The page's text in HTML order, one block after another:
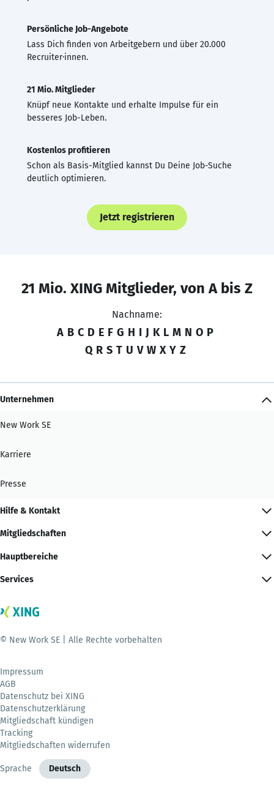
Persönliche Job-Angebote
Lass Dich finden von Arbeitgebern und über 20.000
Recruiter·innen.
21 Mio. Mitglieder
Knüpf neue Kontakte und erhalte Impulse für ein
besseres Job-Leben.
Kostenlos profitieren
Schon als Basis-Mitglied kannst Du Deine Job-Suche
deutlich optimieren.
Jetzt registrieren
21 Mio. XING Mitglieder, von A bis Z
Nachname:
A B C D E F G H I J K L M N O P
Q R S T U V W X Y Z
Unternehmen
New Work SE
Karriere
Presse
Hilfe & Kontakt
Mitgliedschaften
Hauptbereiche
Services
© New Work SE | Alle Rechte vorbehalten
Impressum
AGB
Datenschutz bei XING
Datenschutzerklärung
Mitgliedschaft kündigen
Tracking
Mitgliedschaften widerrufen
Sprache Deutsch